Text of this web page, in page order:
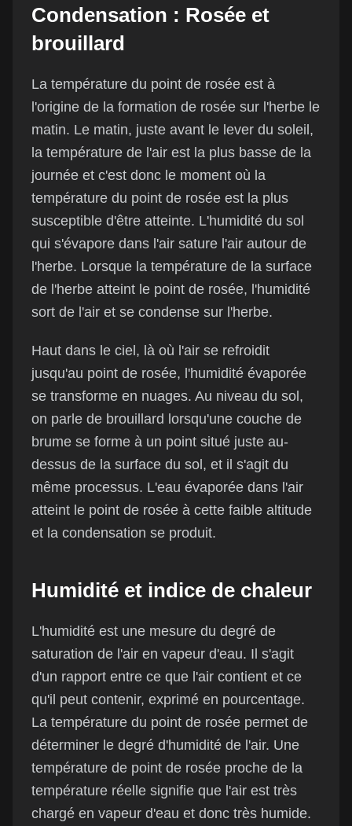
Condensation : Rosée et
brouillard
La température du point de rosée est à
l'origine de la formation de rosée sur l'herbe le
matin. Le matin, juste avant le lever du soleil,
la température de l'air est la plus basse de la
journée et c'est donc le moment où la
température du point de rosée est la plus
susceptible d'être atteinte. L'humidité du sol
qui s'évapore dans l'air sature l'air autour de
l'herbe. Lorsque la température de la surface
de l'herbe atteint le point de rosée, l'humidité
sort de l'air et se condense sur l'herbe.
Haut dans le ciel, là où l'air se refroidit
jusqu'au point de rosée, l'humidité évaporée
se transforme en nuages. Au niveau du sol,
on parle de brouillard lorsqu'une couche de
brume se forme à un point situé juste au-
dessus de la surface du sol, et il s'agit du
même processus. L'eau évaporée dans l'air
atteint le point de rosée à cette faible altitude
et la condensation se produit.
Humidité et indice de chaleur
L'humidité est une mesure du degré de
saturation de l'air en vapeur d'eau. Il s'agit
d'un rapport entre ce que l'air contient et ce
qu'il peut contenir, exprimé en pourcentage.
La température du point de rosée permet de
déterminer le degré d'humidité de l'air. Une
température de point de rosée proche de la
température réelle signifie que l'air est très
chargé en vapeur d'eau et donc très humide.